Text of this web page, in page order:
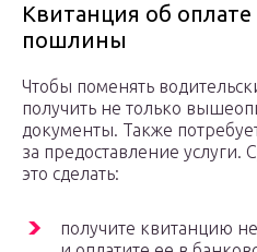
Квитанция об оплате
пошлины
Чтобы поменять
получить не только
документы. Также
за предоставление услуги.
это сделать:
получите квитанцию